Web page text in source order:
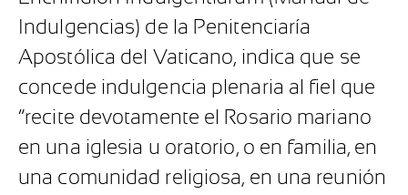
Indulgencias) de la Penitenciaría
Apostólica del Vaticano, indica que se
concede indulgencia plenaria al fiel que
“recite devotamente el Rosario mariano
en una iglesia u oratorio, o en familia, en
una comunidad religiosa, en una reunión